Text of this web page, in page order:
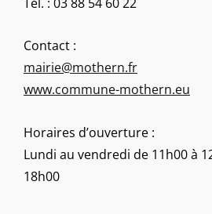
Contact :
mairie@mothern.fr
www.commune-mothern.eu
Horaires d’ouverture :
Lundi au vendredi de 11h00 à
18h00